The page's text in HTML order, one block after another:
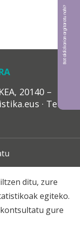
20140 –
· Tel.:
ditu, zure
egiteko.
gure
Bat aldizkarian argitaratu nahi?